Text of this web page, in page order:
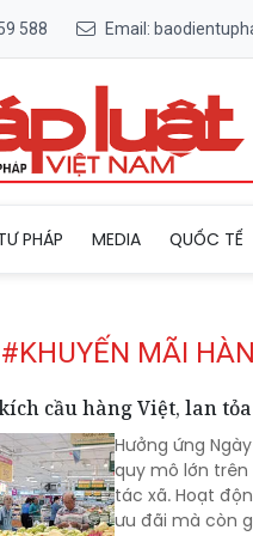
588 Email:
PHÁP MEDIA QUỐC TẾ
MÃI
cầu hàng Việt, lan
Hưởng ứng
quy mô lớn
tác xã. Hoạt
ưu đãi mà còn